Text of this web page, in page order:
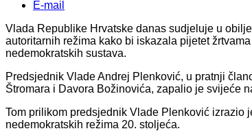
E-mail
Vlada Republike Hrvatske danas sudjeluje u
autoritarnih režima kako bi iskazala pijetet
nedemokratskih sustava.
Predsjednik Vlade Andrej Plenković, u pratnji
Štromara i Davora Božinovića, zapalio je svijeće
Tom prilikom predsjednik Vlade Plenković izrazio
nedemokratskih režima 20. stoljeća.